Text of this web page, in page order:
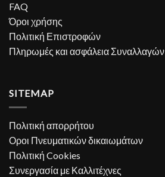
FAQ
Όροι χρήσης
Πολιτική Επιστροφών
Πληρωμές και ασφάλεια Συναλλαγών
SITEMAP
Πολιτική απορρήτου
Οροι Πνευματικών δικαιωμάτων
Πολιτική Cookies
Συνεργασία με Καλλιτέχνες